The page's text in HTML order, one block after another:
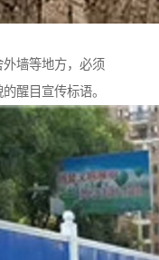
墙等地方，必须
醒目宣传标语。